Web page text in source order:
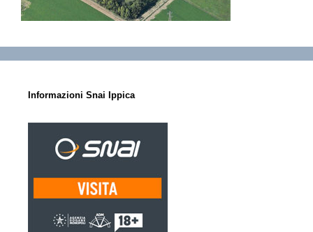
Informazioni Snai Ippica